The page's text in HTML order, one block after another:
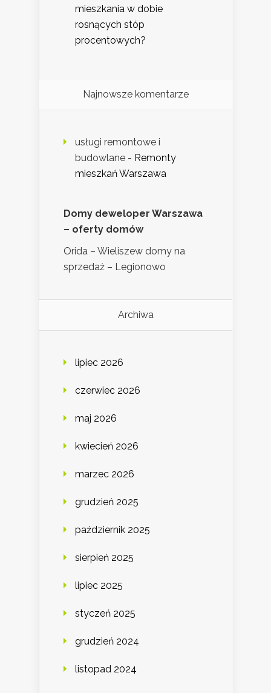
mieszkania w dobie
rosnących stóp
procentowych?
Najnowsze komentarze
usługi remontowe i
budowlane - Remonty
mieszkań Warszawa
Domy deweloper Warszawa
– oferty domów
Orida – Wieliszew domy na
sprzedaż – Legionowo
Archiwa
lipiec 2026
czerwiec 2026
maj 2026
kwiecień 2026
marzec 2026
grudzień 2025
październik 2025
sierpień 2025
lipiec 2025
styczeń 2025
grudzień 2024
listopad 2024